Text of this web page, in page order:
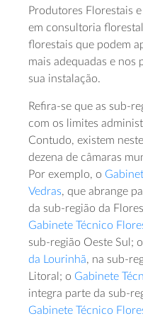
Produtores Florestais
em consultoria
florestais que podem
mais adequadas e nos
sua instalação.
Refira-se que as sub-
com os limites
Contudo, existem
dezena de câmaras
Por exemplo, o
Vedras, que abrange
da sub-região da
Gabinete Técnico
sub-região Oeste Sul; o
da Lourinhã, na sub-
Litoral; o Gabinete
integra parte da sub-
Gabinete Técnico